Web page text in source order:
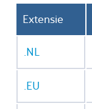
Extensie
.NL
.EU